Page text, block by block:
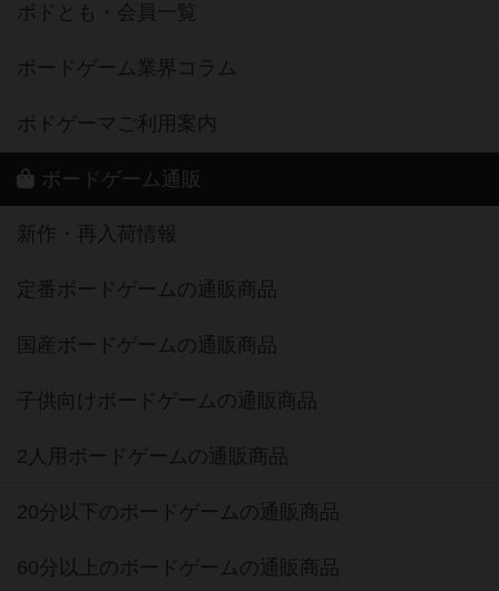
ボドとも・会員一覧
ボードゲーム業界コラム
ボドゲーマご利用案内
ボードゲーム通販
新作・再入荷情報
定番ボードゲームの通販商品
国産ボードゲームの通販商品
子供向けボードゲームの通販商品
2人用ボードゲームの通販商品
20分以下のボードゲームの通販商品
60分以上のボードゲームの通販商品